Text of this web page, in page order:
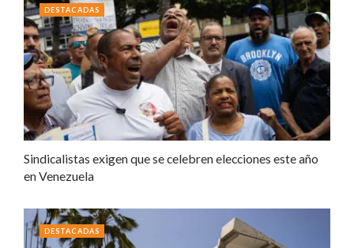
Sindicalistas exigen que se celebren elecciones este año
en Venezuela
DESTACADAS
DESTACADAS